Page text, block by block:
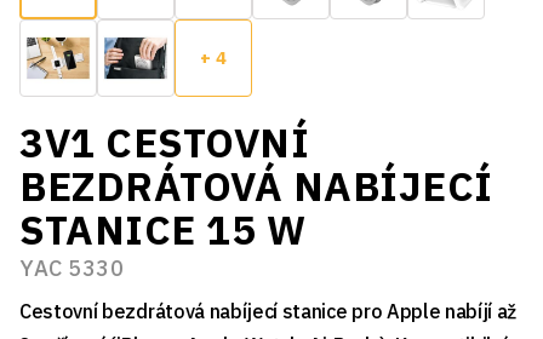
+ 4
3V1 CESTOVNÍ
BEZDRÁTOVÁ NABÍJECÍ
STANICE 15 W
YAC 5330
Cestovní bezdrátová nabíjecí stanice pro Apple nabíjí až